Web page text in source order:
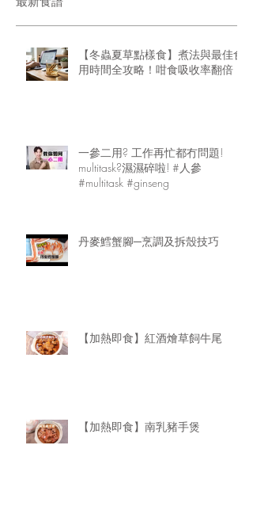
【冬蟲夏草點樣食】煮法與最佳食
用時間全攻略！咁食吸收率翻倍
一參二用? 工作再忙都冇問題!
multitask?濕濕碎啦! #人參
#multitask #ginseng
丹麥鱈蟹腳─烹調及拆殼技巧
【加熱即食】紅酒燴草飼牛尾
【加熱即食】南乳豬手煲